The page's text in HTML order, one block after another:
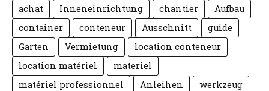
achat Inneneinrichtung chantier
Aufbau
container
conteneur Ausschnitt
guide
Garten
Vermietung
location conteneur
location matériel
materiel
matériel professionnel
Anleihen
werkzeug